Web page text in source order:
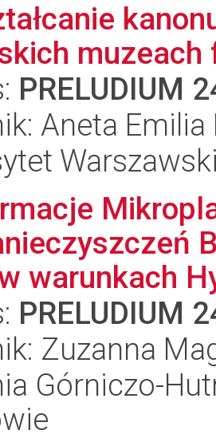
PRELUDIUM
Aneta
warunkach
PRELUDIUM
Zuzanna
Górniczo-